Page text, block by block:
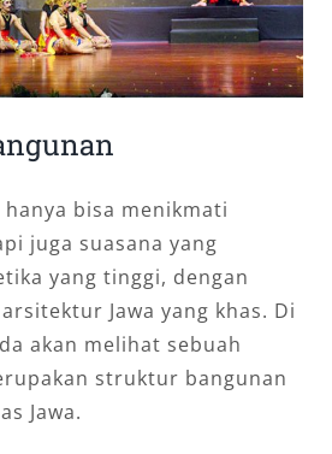
bisa menikmati
juga suasana yang
yang tinggi, dengan
Jawa yang khas. Di
akan melihat sebuah
struktur bangunan
Jawa.